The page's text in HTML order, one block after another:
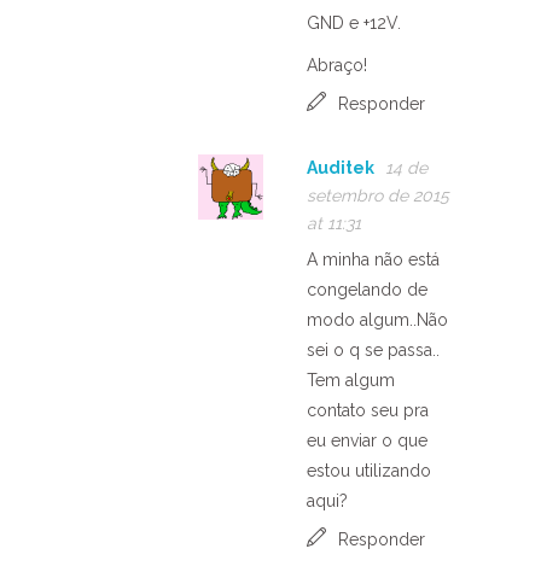
GND e +12V.
Abraço!
Responder
Auditek
14 de
setembro de 2015
at 11:31
A minha não está
congelando de
modo algum..Não
sei o q se passa..
Tem algum
contato seu pra
eu enviar o que
estou utilizando
aqui?
Responder